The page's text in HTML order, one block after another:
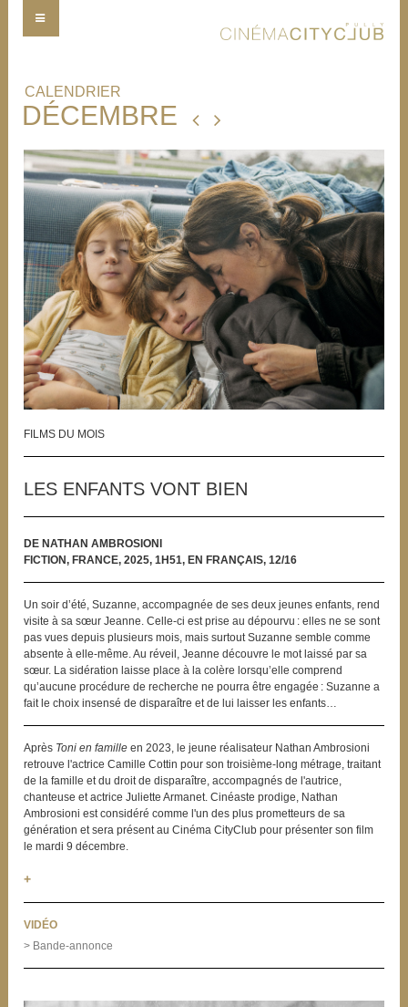
DÉCEMBRE
FILMS DU MOIS
LES ENFANTS VONT BIEN
DE NATHAN AMBROSIONI
FICTION, FRANCE, 2025, 1H51, EN FRANÇAIS, 12/16
Un soir d’été, Suzanne, accompagnée de ses deux jeunes enfants, rend
visite à sa sœur Jeanne. Celle-ci est prise au dépourvu : elles ne se sont
pas vues depuis plusieurs mois, mais surtout Suzanne semble comme
absente à elle-même. Au réveil, Jeanne découvre le mot laissé par sa
sœur. La sidération laisse place à la colère lorsqu’elle comprend
qu’aucune procédure de recherche ne pourra être engagée : Suzanne a
fait le choix insensé de disparaître et de lui laisser les enfants…
Après Toni en famille en 2023, le jeune réalisateur Nathan Ambrosioni
retrouve l'actrice Camille Cottin pour son troisième-long métrage, traitant
de la famille et du droit de disparaître, accompagnés de l'autrice,
chanteuse et actrice Juliette Armanet. Cinéaste prodige, Nathan
Ambrosioni est considéré comme l'un des plus prometteurs de sa
génération et sera présent au Cinéma CityClub pour présenter son film
le mardi 9 décembre.
+
VIDÉO
> Bande-annonce
CALENDRIER